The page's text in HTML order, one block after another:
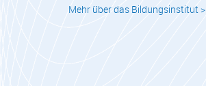
Mehr über das Bildungsinstitut >